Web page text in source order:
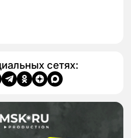
сетях: